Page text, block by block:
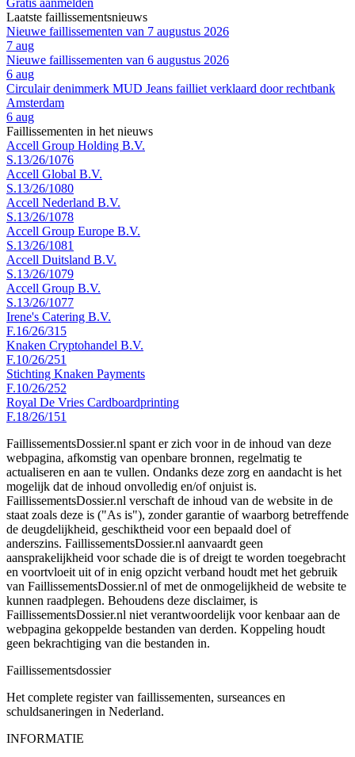
Laatste faillissementsnieuws
Nieuwe faillissementen van 7 augustus 2026
7 aug
Nieuwe faillissementen van 6 augustus 2026
6 aug
Circulair denimmerk MUD Jeans failliet verklaard door rechtbank
Amsterdam
6 aug
Faillissementen in het nieuws
Accell Group Holding B.V.
S.13/26/1076
Accell Global B.V.
S.13/26/1080
Accell Nederland B.V.
S.13/26/1078
Accell Group Europe B.V.
S.13/26/1081
Accell Duitsland B.V.
S.13/26/1079
Accell Group B.V.
S.13/26/1077
Irene's Catering B.V.
F.16/26/315
Knaken Cryptohandel B.V.
F.10/26/251
Stichting Knaken Payments
F.10/26/252
Royal De Vries Cardboardprinting
F.18/26/151
FaillissementsDossier.nl spant er zich voor in de inhoud van deze
webpagina, afkomstig van openbare bronnen, regelmatig te
actualiseren en aan te vullen. Ondanks deze zorg en aandacht is het
mogelijk dat de inhoud onvolledig en/of onjuist is.
FaillissementsDossier.nl verschaft de inhoud van de website in de
staat zoals deze is ("As is"), zonder garantie of waarborg betreffende
de deugdelijkheid, geschiktheid voor een bepaald doel of
anderszins. FaillissementsDossier.nl aanvaardt geen
aansprakelijkheid voor schade die is of dreigt te worden toegebracht
en voortvloeit uit of in enig opzicht verband houdt met het gebruik
van FaillissementsDossier.nl of met de onmogelijkheid de website te
kunnen raadplegen. Behoudens deze disclaimer, is
FaillissementsDossier.nl niet verantwoordelijk voor kenbaar aan de
webpagina gekoppelde bestanden van derden. Koppeling houdt
geen bekrachtiging van die bestanden in.
Faillissementsdossier
Het complete register van faillissementen, surseances en
schuldsaneringen in Nederland.
INFORMATIE